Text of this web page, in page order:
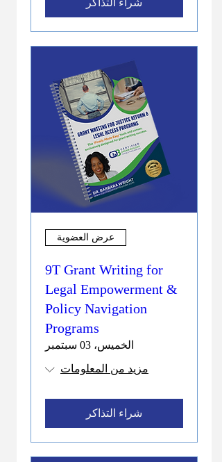
عرض العضوية
9T Grant Writing for
Legal Empowerment &
Policy Navigation
Programs
الخميس، 03 سبتمبر
مزيد من المعلومات
شراء التذاكر